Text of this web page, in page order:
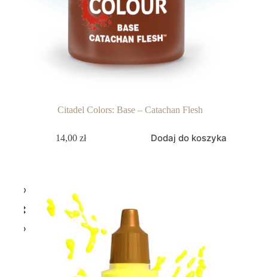
Citadel Colors: Base – Catachan Flesh
14,00zł Dodaj do koszyka